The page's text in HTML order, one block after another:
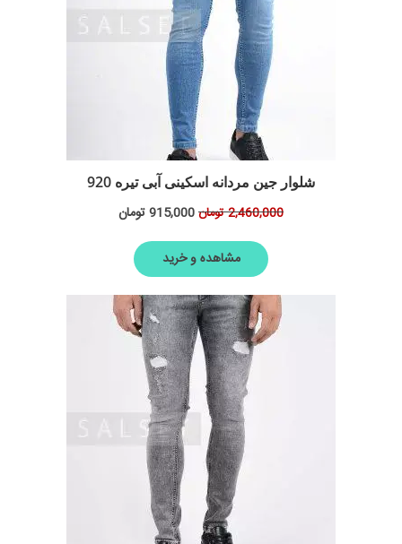
شلوار جین مردانه اسکینی آبی تیره 920
2,460,000تومان915,000تومان
مشاهده و خرید